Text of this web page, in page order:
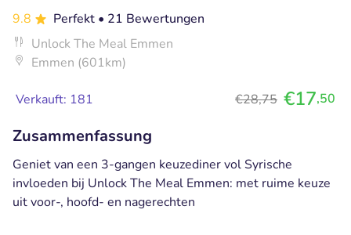
9.8 Perfekt • 21 Bewertungen
Unlock The Meal Emmen
Emmen (601km)
Verkauft: 181 €28,75 €17,50
Zusammenfassung
Geniet van een 3-gangen keuzediner vol Syrische
invloeden bij Unlock The Meal Emmen: met ruime keuze
uit voor-, hoofd- en nagerechten